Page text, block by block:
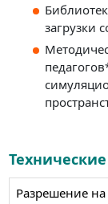
загрузки
Разрешение на